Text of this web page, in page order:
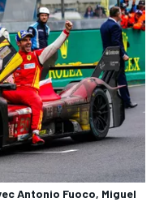
Antonio Fuoco, Miguel